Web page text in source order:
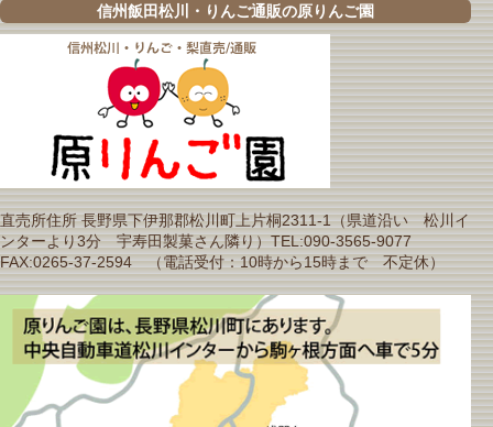
信州飯田松川・りんご通販の原りんご園
直売所住所 長野県下伊那郡松川町上片桐2311-1（県道沿い 松川イ
ンターより3分 宇寿田製菓さん隣り）TEL:090-3565-9077
FAX:0265-37-2594 （電話受付：10時から15時まで 不定休）